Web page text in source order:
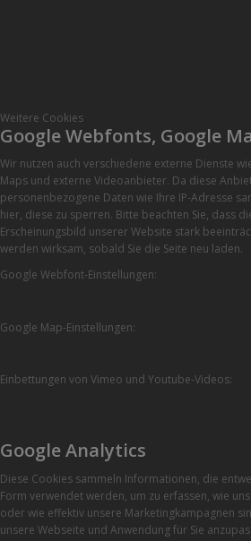
Weitere Cookies
Google Webfonts, Google
Wir nutzen auch verschiedene externe Dienste
Maps und externe Videoanbieter. Da diese
personenbezogene Daten wie Ihre IP-Adresse
hier, diese zu sperren. Bitte beachten Sie, dass
Erscheinungsbild unserer Website stark
werden wirksam, sobald Sie die Seite neu laden.
Google Webfont-Einstellungen:
Google Map-Einstellungen:
Einbettungen von Vimeo und Youtube-Videos:
Google Analytics
Diese Cookies sammeln Informationen, die
Form verwendet werden, um zu erfassen, wie
oder wie effektiv unsere Marketingkampagnen
unsere Webseite und Anwendung für Sie